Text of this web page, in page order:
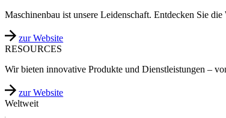
Maschinenbau ist unsere Leidenschaft. Entdecken Sie
zur Website
RESOURCES
Wir bieten innovative Produkte und Dienstleistungen –
zur Website
Weltweit